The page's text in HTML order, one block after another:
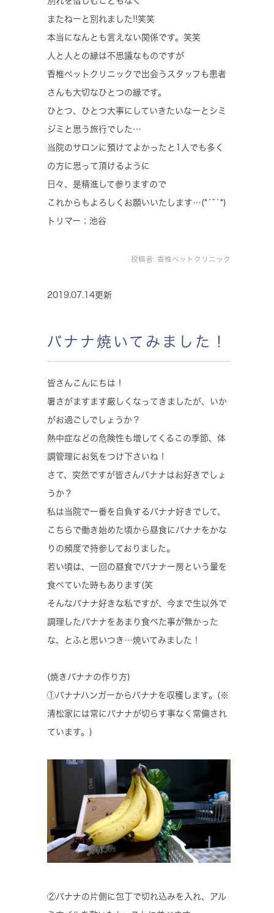
またねーと別れました!!笑笑
本当になんとも言えない関係です。笑笑
人と人との縁は不思議なものですが
香椎ペットクリニックで出会うスタッフも患者
さんも大切なひとつの縁です。
ひとつ、ひとつ大事にしていきたいなーとシミ
ジミと思う旅行でした…
当院のサロンに預けてよかったと1人でも多く
の方に思って頂けるように
日々、是精進して参りますので
これからもよろしくお願いいたします…(*´˘`*)
トリマー；池谷
投稿者: 香椎ペットクリニック
2019.07.14更新
バナナ焼いてみました！
皆さんこんにちは！
暑さがますます厳しくなってきましたが、いか
がお過ごしでしょうか？
熱中症などの危険性も増してくるこの季節、体
調管理にお気をつけ下さいね！
さて、突然ですが皆さんバナナはお好きでしょ
うか？
私は当院で一番を自負するバナナ好きでして、
こちらで働き始めた頃から昼食にバナナをかな
りの頻度で持参しておりました。
若い頃は、一回の昼食でバナナ一房という量を
食べていた時もあります(笑
そんなバナナ好きな私ですが、今まで生以外で
調理したバナナをあまり食べた事が無かった
な、とふと思いつき…焼いてみました！
(焼きバナナの作り方)
①バナナハンガーからバナナを収穫します。(※
清松家には常にバナナが切らす事なく常備され
ています。)
②バナナの片側に包丁で切れ込みを入れ、アル